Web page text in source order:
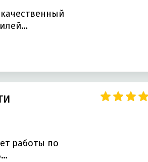
работы по